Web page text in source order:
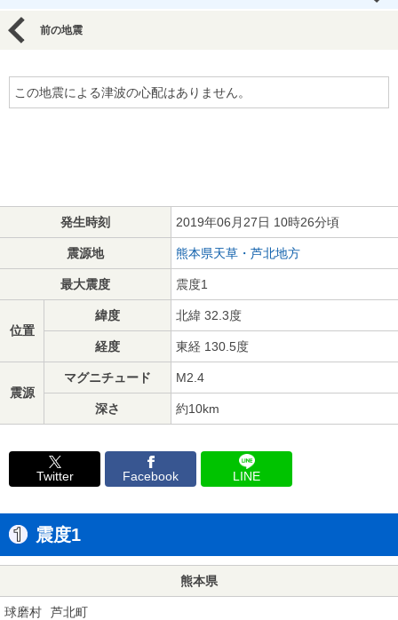
前の地震
この地震による津波の心配はありません。
発生時刻 2019年06月27日 10時26分頃
震源地 熊本県天草・芦北地方
最大震度 震度1
位置
緯度 北緯 32.3度
経度 東経 130.5度
震源
マグニチュード M2.4
深さ 約10km
Twitter Facebook LINE
震度1
熊本県
球磨村 芦北町